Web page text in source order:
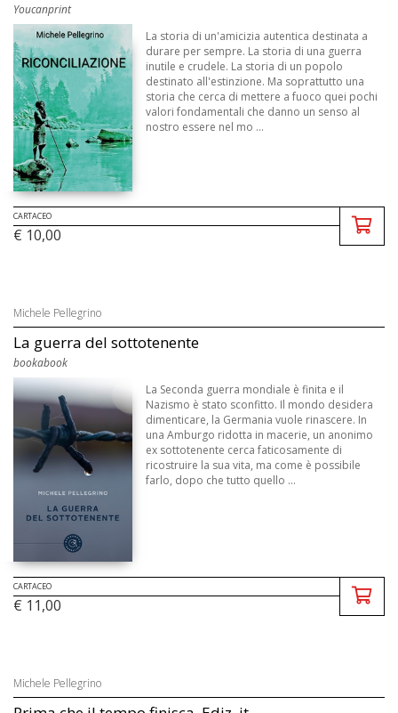
Youcanprint
La storia di un'amicizia autentica destinata a
durare per sempre. La storia di una guerra
inutile e crudele. La storia di un popolo
destinato all'estinzione. Ma soprattutto una
storia che cerca di mettere a fuoco quei pochi
valori fondamentali che danno un senso al
nostro essere nel mo ...
CARTACEO
€ 10,00
Michele Pellegrino
La guerra del sottotenente
bookabook
La Seconda guerra mondiale è finita e il
Nazismo è stato sconfitto. Il mondo desidera
dimenticare, la Germania vuole rinascere. In
una Amburgo ridotta in macerie, un anonimo
ex sottotenente cerca faticosamente di
ricostruire la sua vita, ma come è possibile
farlo, dopo che tutto quello ...
CARTACEO
€ 11,00
Michele Pellegrino